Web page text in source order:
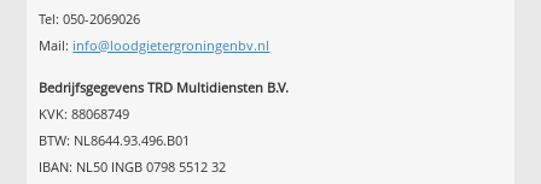
Tel: 050-2069026
Mail: info@loodgietergroningenbv.nl
Bedrijfsgegevens TRD Multidiensten B.V.
KVK: 88068749
BTW: NL8644.93.496.B01
IBAN: NL50 INGB 0798 5512 32